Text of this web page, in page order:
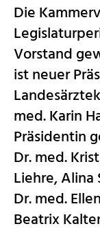
Die
Vorstand
ist neuer
med. Karin
Präsidentin
Dr. med.
Liehre, Alina
Dr. med.
Beatrix